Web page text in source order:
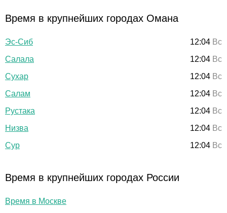
Время в крупнейших городах Омана
Эс-Сиб 12:04 Вс
Салала
12:04 Вс
Сухар
12:04 Вс
Салам
12:04 Вс
Рустака
12:04 Вс
Низва
12:04 Вс
Сур
12:04 Вс
Время в крупнейших городах России
Время в Москве